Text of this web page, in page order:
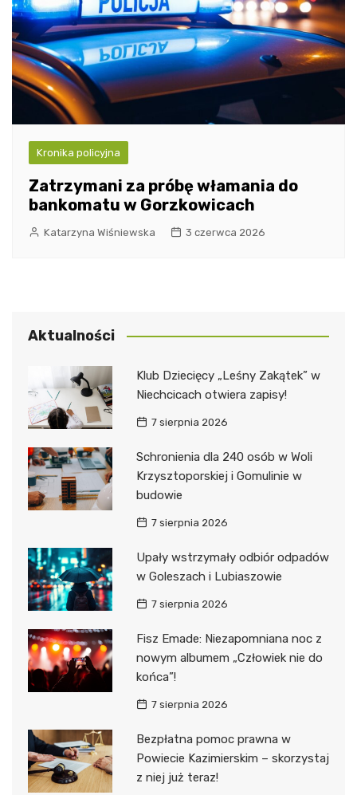
Kronika policyjna
Zatrzymani za próbę włamania do
bankomatu w Gorzkowicach
Katarzyna Wiśniewska 3 czerwca 2026
Aktualności
Klub Dziecięcy „Leśny Zakątek” w
Niechcicach otwiera zapisy!
7 sierpnia 2026
Schronienia dla 240 osób w Woli
Krzysztoporskiej i Gomulinie w
budowie
7 sierpnia 2026
Upały wstrzymały odbiór odpadów
w Goleszach i Lubiaszowie
7 sierpnia 2026
Fisz Emade: Niezapomniana noc z
nowym albumem „Człowiek nie do
końca”!
7 sierpnia 2026
Bezpłatna pomoc prawna w
Powiecie Kazimierskim – skorzystaj
z niej już teraz!